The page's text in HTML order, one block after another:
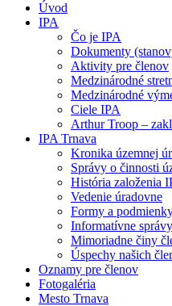
Úvod
IPA
Čo je IPA
Dokumenty
Aktivity pre členov
Medzinárodné
Medzinárodné
Ciele IPA
Arthur Troop –
IPA Trnava
Kronika územnej
Správy o činnosti
História založenia
Vedenie úradovne
Formy a
Informatívne
Mimoriadne činy
Úspechy našich
Oznamy pre členov
Fotogaléria
Mesto Trnava